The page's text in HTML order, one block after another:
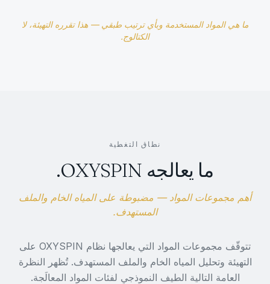
ما هي المواد المستخدمة وبأي ترتيب طبقي — هذا تقرره التهيئة، لا
الكتالوج.
نطاق التغطية
ما يعالجه OXYSPIN.
أهم مجموعات المواد — مضبوطة على المياه الخام والملف
المستهدف.
تتوقّف مجموعات المواد التي يعالجها نظام OXYSPIN على
التهيئة وتحليل المياه الخام والملف المستهدف. تُظهر النظرة
العامة التالية الطيف النموذجي لفئات المواد المعالَجة.